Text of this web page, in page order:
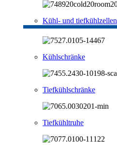
Kühl- und tiefkühlzellen
Kühlschränke
Tiefkühlschränke
Tiefkühltruhe